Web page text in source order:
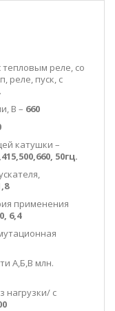
реле, со
реле, пуск, c
В – 660
катушки –
50гц.
применения
6,4
А,Б,В млн.
нагрузки/ с